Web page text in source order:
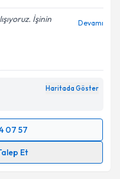
İşinin
Devamı
Haritada Göster
07 57
Et